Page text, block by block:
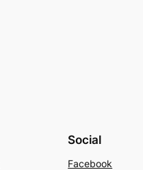
Social
Facebook